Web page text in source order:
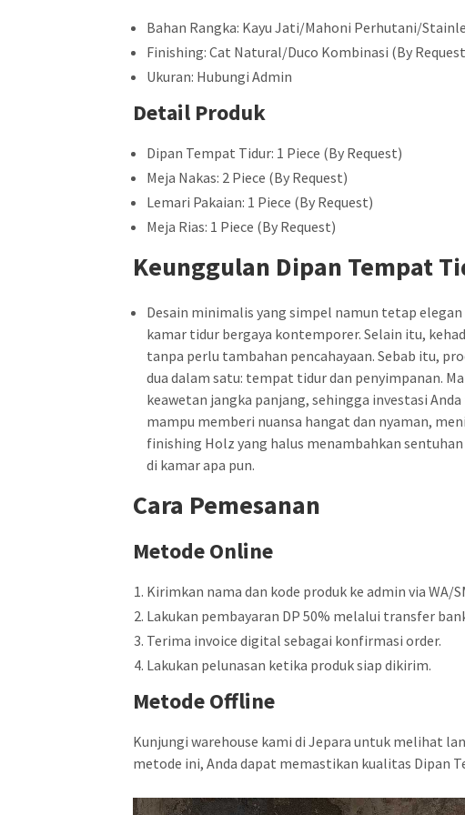
Bahan Rangka: Kayu Jati/Mahoni Perhutani/
Finishing: Cat Natural/Duco Kombinasi (By
Ukuran: Hubungi Admin
Detail Produk
Dipan Tempat Tidur: 1 Piece (By Request)
Meja Nakas: 2 Piece (By Request)
Lemari Pakaian: 1 Piece (By Request)
Meja Rias: 1 Piece (By Request)
Keunggulan Dipan Tempat
Desain minimalis yang simpel namun tetap
kamar tidur bergaya kontemporer. Selain itu,
tanpa perlu tambahan pencahayaan. Sebab itu,
dua dalam satu: tempat tidur dan penyimpanan.
keawetan jangka panjang, sehingga investasi
mampu memberi nuansa hangat dan nyaman,
finishing Holz yang halus menambahkan
di kamar apa pun.
Cara Pemesanan
Metode Online
Kirimkan nama dan kode produk ke admin via WA/
Lakukan pembayaran DP 50% melalui transfer
Terima invoice digital sebagai konfirmasi order.
Lakukan pelunasan ketika produk siap dikirim.
Metode Offline
Kunjungi warehouse kami di Jepara untuk melihat
metode ini, Anda dapat memastikan kualitas Dipan